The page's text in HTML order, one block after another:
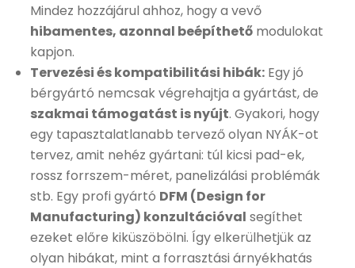
Mindez hozzájárul ahhoz, hogy a vevő
hibamentes, azonnal beépíthető modulokat
kapjon.
Tervezési és kompatibilitási hibák: Egy jó
bérgyártó nemcsak végrehajtja a gyártást, de
szakmai támogatást is nyújt. Gyakori, hogy
egy tapasztalatlanabb tervező olyan NYÁK-ot
tervez, amit nehéz gyártani: túl kicsi pad-ek,
rossz forrszem-méret, panelizálási problémák
stb. Egy profi gyártó DFM (Design for
Manufacturing) konzultációval segíthet
ezeket előre kiküszöbölni. Így elkerülhetjük az
olyan hibákat, mint a forrasztási árnyékhatás